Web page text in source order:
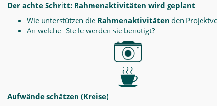
Der achte Schritt: Rahmenaktivitäten wird geplant
Wie unterstützen die Rahmenaktivitäten den
An welcher Stelle werden sie benötigt?
Aufwände schätzen (Kreise)